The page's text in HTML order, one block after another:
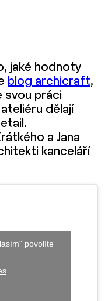
jaké hodnoty
blog archicraft,
svou práci
dělají
a Jana
kanceláří
povolíte